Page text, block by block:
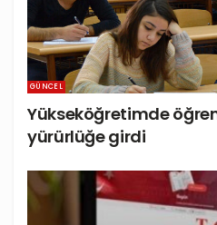
GÜNCEL
Yükseköğretimde
yürürlüğe girdi